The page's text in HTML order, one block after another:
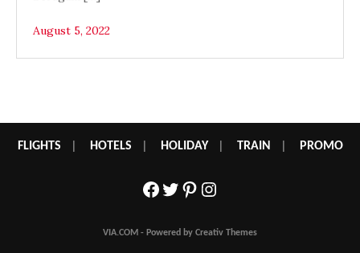
August 5, 2022
FLIGHTS HOTELS HOLIDAY| TRAIN PROMO
Facebook
Twitter
Pinterest
Instagram
VIA.COM - Powered by Creativ Themes